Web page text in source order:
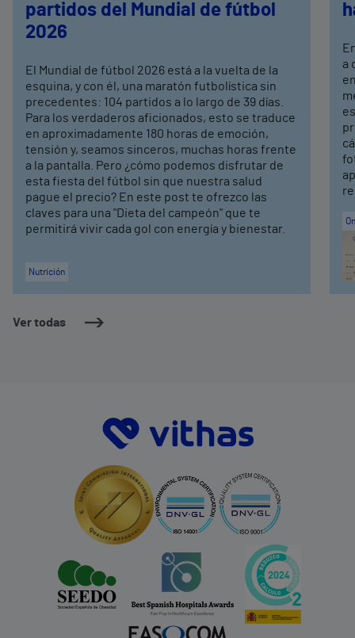
Ver todas
partidos del Mundial de fútbol
2026
El Mundial de fútbol 2026 está a la vuelta de la
esquina, y con él, una maratón futbolística sin
precedentes: 104 partidos a lo largo de 39 días.
Para los verdaderos aficionados, esto se traduce
en aproximadamente 180 horas de emoción,
tensión y, seamos sinceros, muchas horas frente
a la pantalla. Pero ¿cómo podemos disfrutar de
esta fiesta del fútbol sin que nuestra salud
pague el precio? En este post te ofrezco las
claves para una "Dieta del campeón" que te
permitirá vivir cada gol con energía y bienestar.
Nutrición
a